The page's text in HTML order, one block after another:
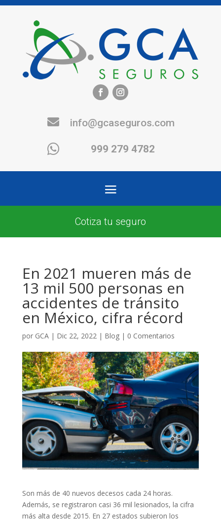
 info@gcaseguros.com
 999 279 4782
Cotiza tu seguro
En 2021 mueren más de
13 mil 500 personas en
accidentes de tránsito
en México, cifra récord
por GCA| Dic 22, 2022| Blog| 0 Comentarios
Son más de 40 nuevos decesos cada 24 horas.
Además, se registraron casi 36 mil lesionados, la cifra
más alta desde 2015. En 27 estados subieron los